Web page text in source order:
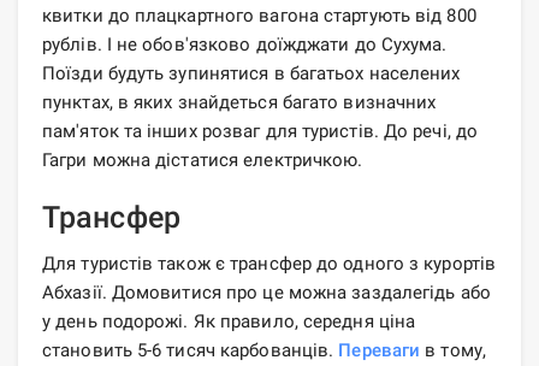
квитки до плацкартного вагона стартують від 800
рублів. І не обов'язково доїжджати до Сухума.
Поїзди будуть зупинятися в багатьох населених
пунктах, в яких знайдеться багато визначних
пам'яток та інших розваг для туристів. До речі, до
Гагри можна дістатися електричкою.
Трансфер
Для туристів також є трансфер до одного з курортів
Абхазії. Домовитися про це можна заздалегідь або
у день подорожі. Як правило, середня ціна
становить 5-6 тисяч карбованців. Переваги в тому,